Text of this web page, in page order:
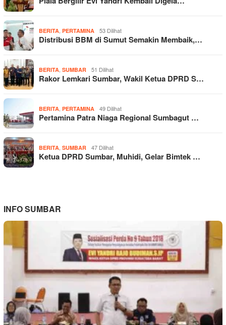
BERITA PERTAMINA 53 Dilihat
Distribusi BBM di Sumut Semakin Membaik,…
BERITA SUMBAR 51 Dilihat
Rakor Lemkari Sumbar, Wakil Ketua DPRD S…
BERITA PERTAMINA 49 Dilihat
Pertamina Patra Niaga Regional Sumbagut …
BERITA SUMBAR 47 Dilihat
Ketua DPRD Sumbar, Muhidi, Gelar Bimtek …
INFO SUMBAR